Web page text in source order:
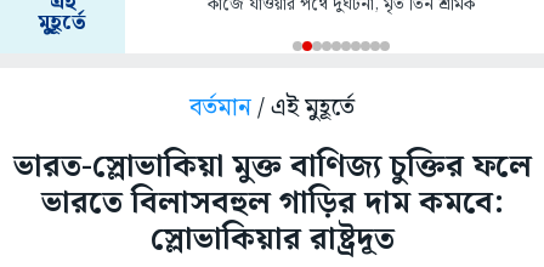
মুহূর্তে
বর্তমান/ এই মুহূর্তে
ভারত-স্লোভাকিয়া মুক্ত বাণিজ্য চুক্তির ফলে
ভারতে বিলাসবহুল গাড়ির দাম কমবে:
স্লোভাকিয়ার রাষ্ট্রদূত